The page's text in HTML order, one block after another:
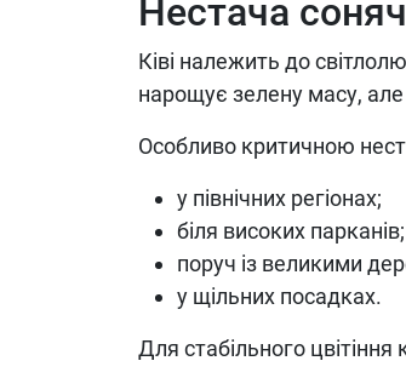
Нестача
Ківі належить до
нарощує зелену масу,
Особливо критичною
у північних регіонах;
біля високих парканів;
поруч із великими
у щільних посадках.
Для стабільного